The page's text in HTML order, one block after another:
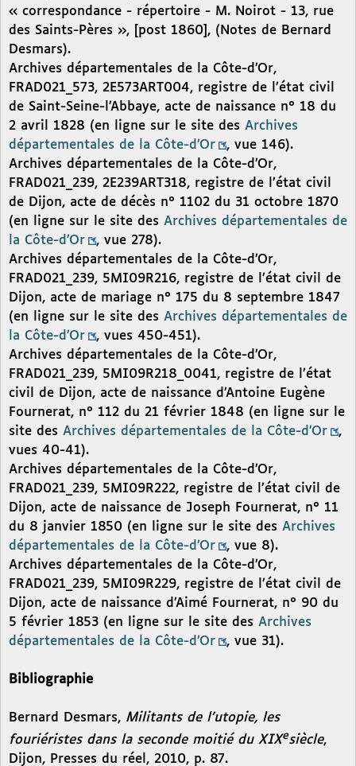
« correspondance - répertoire - M. Noirot - 13, rue
des Saints-Pères », [post 1860], (Notes de Bernard
Desmars).
Archives départementales de la Côte-d’Or,
FRAD021_573, 2E573ART004, registre de l’état civil
de Saint-Seine-l’Abbaye, acte de naissance n° 18 du
2 avril 1828 (en ligne sur le site des Archives
départementales de la Côte-d’Or
, vue 146).
Archives départementales de la Côte-d’Or,
FRAD021_239, 2E239ART318, registre de l’état civil
de Dijon, acte de décès n° 1102 du 31 octobre 1870
(en ligne sur le site des Archives départementales de
la Côte-d’Or
, vue 278).
Archives départementales de la Côte-d’Or,
FRAD021_239, 5MI09R216, registre de l’état civil de
Dijon, acte de mariage n° 175 du 8 septembre 1847
(en ligne sur le site des Archives départementales de
la Côte-d’Or
, vues 450-451).
Archives départementales de la Côte-d’Or,
FRAD021_239, 5MI09R218_0041, registre de l’état
civil de Dijon, acte de naissance d’Antoine Eugène
Fournerat, n° 112 du 21 février 1848 (en ligne sur le
site des Archives départementales de la Côte-d’Or
,
vues 40-41).
Archives départementales de la Côte-d’Or,
FRAD021_239, 5MI09R222, registre de l’état civil de
Dijon, acte de naissance de Joseph Fournerat, n° 11
du 8 janvier 1850 (en ligne sur le site des Archives
départementales de la Côte-d’Or
, vue 8).
Archives départementales de la Côte-d’Or,
FRAD021_239, 5MI09R229, registre de l’état civil de
Dijon, acte de naissance d’Aimé Fournerat, n° 90 du
5 février 1853 (en ligne sur le site des Archives
départementales de la Côte-d’Or
, vue 31).
Bibliographie
Bernard Desmars, Militants de l’utopie, les
fouriéristes dans la seconde moitié du XIXesiècle,
Dijon, Presses du réel, 2010, p. 87.